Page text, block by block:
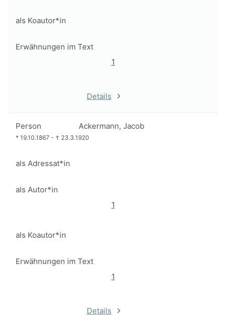
als Koautor*in
Erwähnungen im Text
1
Details
Person Ackermann, Jacob
* 19.10.1867 - † 23.3.1920
als Adressat*in
als Autor*in
1
als Koautor*in
Erwähnungen im Text
1
Details